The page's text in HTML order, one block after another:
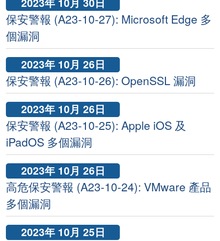
保安警報 (A23-10-27): Microsoft Edge 多
個漏洞
2023年 10月 26日
保安警報 (A23-10-26): OpenSSL 漏洞
2023年 10月 26日
保安警報 (A23-10-25): Apple iOS 及
iPadOS 多個漏洞
2023年 10月 26日
高危保安警報 (A23-10-24): VMware 產品
多個漏洞
2023年 10月 25日